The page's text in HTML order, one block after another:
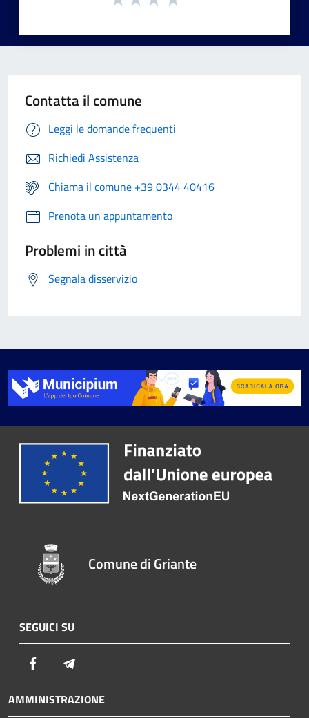
Contatta il comune
Leggi le domande frequenti
Richiedi Assistenza
Chiama il comune +39 0344 40416
Prenota un appuntamento
Problemi in città
Segnala disservizio
Comune di Griante
SEGUICI SU
Facebook
AMMINISTRAZIONE